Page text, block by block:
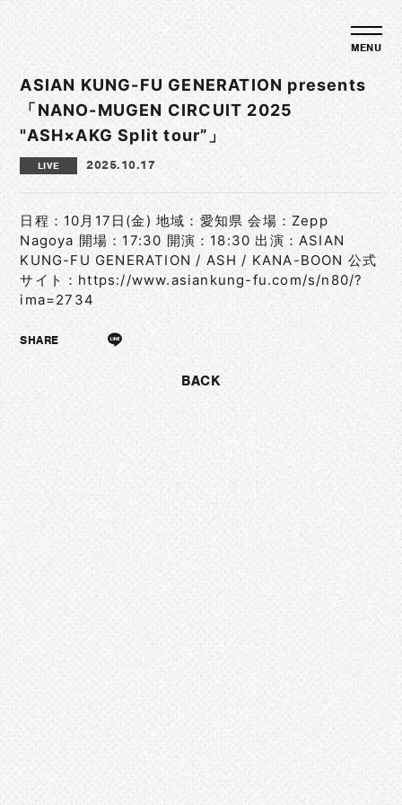
ASIAN KUNG-FU GENERATION presents
「NANO-MUGEN CIRCUIT 2025
"ASH×AKG Split tour”」
LIVE 2025.10.17
日程：10月17日(金) 地域：愛知県 会場：Zepp
Nagoya 開場：17:30 開演：18:30 出演：ASIAN
KUNG-FU GENERATION / ASH / KANA-BOON 公式
サイト： https://www.asiankung-fu.com/s/n80/?
ima=2734
SHARE
BACK